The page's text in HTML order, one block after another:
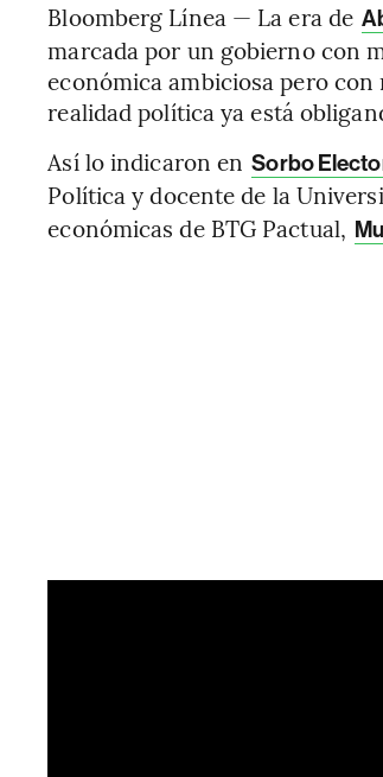
Bloomberg Línea — La era de
marcada por un gobierno con
económica ambiciosa pero
realidad política ya está
Así lo indicaron en Sorbo
Política y docente de la
económicas de BTG Pactual,